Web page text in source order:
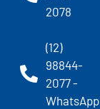
2078
(12)
98844-
2077 -
WhatsApp